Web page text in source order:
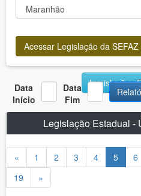
Acessar Legislação da SEFAZ
Legislações
Data
Início
Data
Fim
Legislação Estadual -
« 1 2 3 4 5 6
19
»